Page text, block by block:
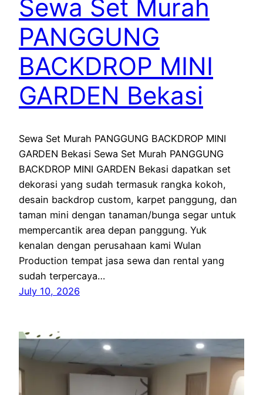
Sewa Set Murah
PANGGUNG
BACKDROP MINI
GARDEN Bekasi
Sewa Set Murah PANGGUNG BACKDROP MINI
GARDEN Bekasi Sewa Set Murah PANGGUNG
BACKDROP MINI GARDEN Bekasi dapatkan set
dekorasi yang sudah termasuk rangka kokoh,
desain backdrop custom, karpet panggung, dan
taman mini dengan tanaman/bunga segar untuk
mempercantik area depan panggung. Yuk
kenalan dengan perusahaan kami Wulan
Production tempat jasa sewa dan rental yang
sudah terpercaya…
July 10, 2026